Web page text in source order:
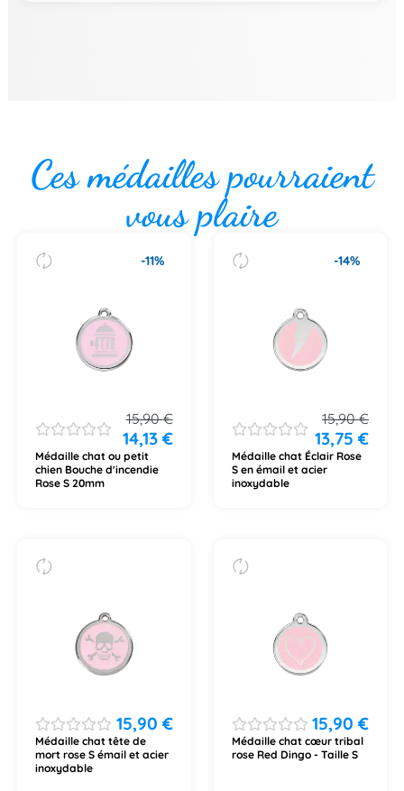
Ces médailles pourraient
vous plaire
-11%
15,90€
14,13 €
Médaille chat ou petit
chien Bouche d'incendie
Rose S 20mm
-14%
15,90€
13,75€
Médaille chat Éclair Rose
S en émail et acier
inoxydable
15,90 €
Médaille chat tête de
mort rose S émail et acier
inoxydable
15,90€
Médaille chat cœur tribal
rose Red Dingo - Taille S